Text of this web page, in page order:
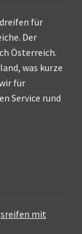
für
Der
Österreich.
was kurze
für
Service rund
mit